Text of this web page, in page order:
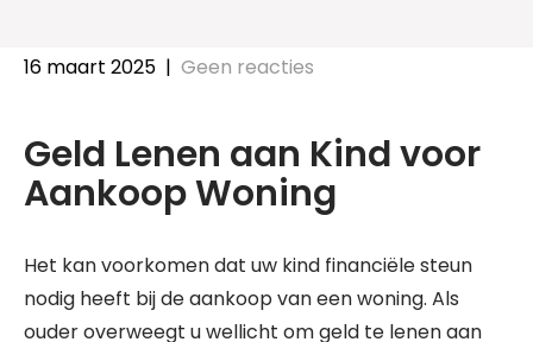
16 maart 2025 | Geen reacties
Geld Lenen aan Kind voor
Aankoop Woning
Het kan voorkomen dat uw kind financiële steun
nodig heeft bij de aankoop van een woning. Als
ouder overweegt u wellicht om geld te lenen aan